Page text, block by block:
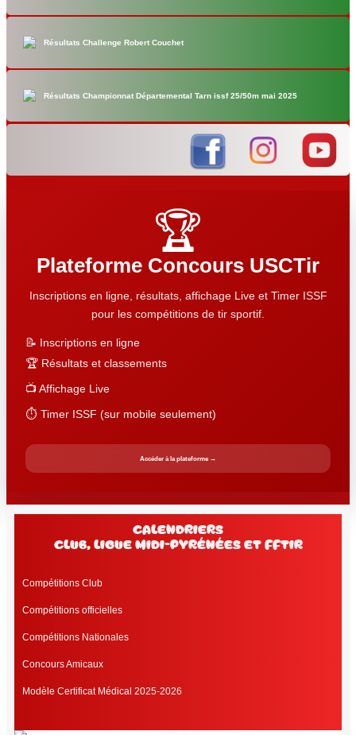
Résultats Challenge Robert Couchet
Résultats Championnat Départemental Tarn issf 25/50m mai 2025
🏆
Plateforme Concours USCTir
Inscriptions en ligne, résultats, affichage Live et Timer ISSF
pour les compétitions de tir sportif.
📝 Inscriptions en ligne
🏆 Résultats et classements
📺 Affichage Live
⏱️ Timer ISSF (sur mobile seulement)
Accéder à la plateforme →
Calendriers
club, Ligue Midi-Pyrénées et FFtir
Compétitions Club
Compétitions officielles
Compétitions Nationales
Concours Amicaux
Modèle Certificat Médical 2025-2026